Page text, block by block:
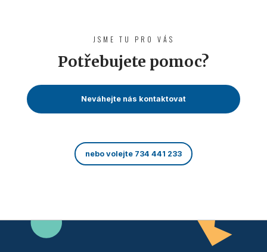
JSME TU PRO VÁS
Potřebujete pomoc?
Neváhejte nás kontaktovat
nebo volejte 734 441 233